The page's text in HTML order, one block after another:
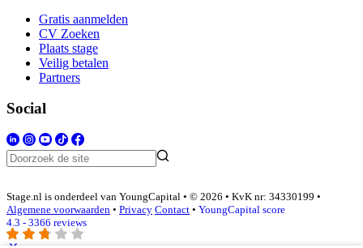
Gratis aanmelden
CV Zoeken
Plaats stage
Veilig betalen
Partners
Social
Stage.nl is onderdeel van YoungCapital • © 2026 • KvK nr: 34330199 •
Algemene voorwaarden • Privacy Contact • YoungCapital score
4.3 - 3366 reviews